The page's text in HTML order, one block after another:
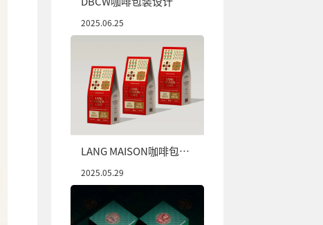
2025.06.25
LANG MAISON咖啡包装
2025.05.29